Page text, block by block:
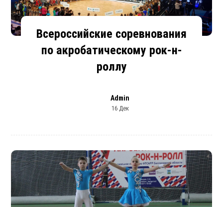
Всероссийские соревнования
по акробатическому рок-н-
роллу
Admin
16 Дек